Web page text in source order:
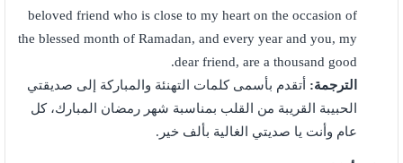
beloved friend who is close to my heart on the occasion of
the blessed month of Ramadan, and every year and you, my
dear friend, are a thousand good.
الترجمة: أتقدم بأسمى كلمات التهنئة والمباركة إلى صديقتي
الحبيبة القريبة من القلب بمناسبة شهر رمضان المبارك، كل
عام وأنت يا صديتي الغالية بألف خير.